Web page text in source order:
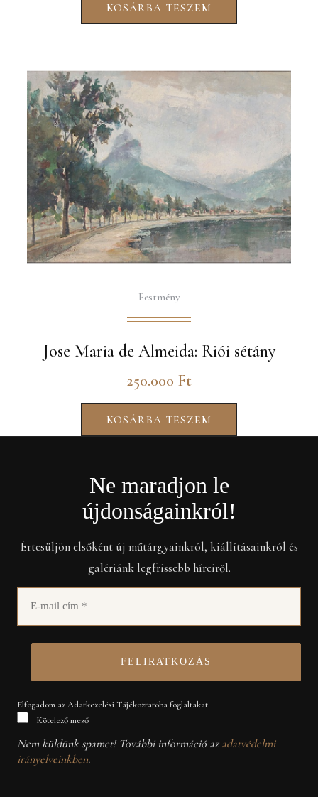
KOSÁRBA TESZEM
Festmény
Jose Maria de Almeida: Riói sétány
250.000 Ft
KOSÁRBA TESZEM
Ne maradjon le
újdonságainkról!
Értesüljön elsőként új műtárgyainkról, kiállításainkról és
galériánk legfrissebb híreiről.
Elfogadom az Adatkezelési Tájékoztatóba foglaltakat.
Kötelező mező
Nem küldünk spamet! További információ az adatvédelmi
irányelveinkben.